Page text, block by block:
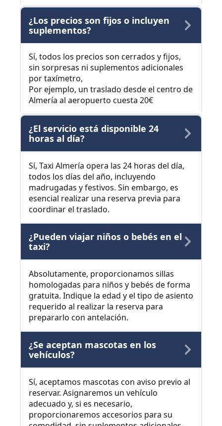
¿Los precios son fijos o incluyen
suplementos?
Sí, todos los precios son cerrados y fijos,
sin sorpresas ni suplementos adicionales
por taxímetro,
Por ejemplo, un traslado desde el centro de
Almería al aeropuerto cuesta 20€
¿El servicio está disponible 24
horas al día?
Sí, Taxi Almería opera las 24 horas del día,
todos los días del año, incluyendo
madrugadas y festivos. Sin embargo, es
esencial realizar una reserva previa para
coordinar el traslado.
¿Pueden viajar niños o bebés en el
taxi?
Absolutamente, proporcionamos sillas
homologadas para niños y bebés de forma
gratuita. Indique la edad y el tipo de asiento
requerido al realizar la reserva para
prepararlo con antelación.
¿Se aceptan mascotas en los
vehículos?
Sí, aceptamos mascotas con aviso previo al
reservar. Asignaremos un vehículo
adecuado y, si es necesario,
proporcionaremos accesorios para su